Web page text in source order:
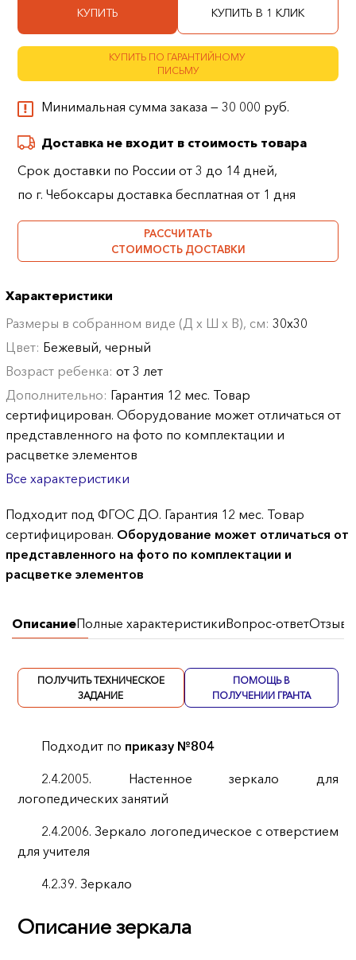
КУПИТЬ КУПИТЬ В 1 КЛИК
КУПИТЬ ПО ГАРАНТИЙНОМУ
ПИСЬМУ
Минимальная сумма заказа — 30 000 руб.
Доставка не входит в стоимость товара
Срок доставки по России от 3 до 14 дней,
по г. Чебоксары доставка бесплатная от 1 дня
РАССЧИТАТЬ
СТОИМОСТЬ ДОСТАВКИ
Характеристики
Размеры в собранном виде (Д х Ш х В), см:30х30
Цвет: Бежевый, черный
Возраст ребенка:от 3 лет
Дополнительно: Гарантия 12 мес. Товар
сертифицирован. Оборудование может отличаться от
представленного на фото по комплектации и
расцветке элементов
Все характеристики
Подходит под ФГОС ДО. Гарантия 12 мес. Товар
сертифицирован. Оборудование может отличаться от
представленного на фото по комплектации и
расцветке элементов
ОписаниеПолные характеристикиВопрос-ответОтзывы
ПОЛУЧИТЬ ТЕХНИЧЕСКОЕ
ЗАДАНИЕ
ПОМОЩЬ В
ПОЛУЧЕНИИ ГРАНТА
Подходит по приказу №804
2.4.2005. Настенное зеркало для
логопедических занятий
2.4.2006. Зеркало логопедическое с отверстием
для учителя
4.2.39. Зеркало
Описание зеркала